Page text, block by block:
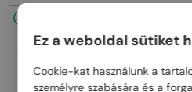
Ez a weboldal sütiket
Cookie-kat használunk a
személyre szabására és a